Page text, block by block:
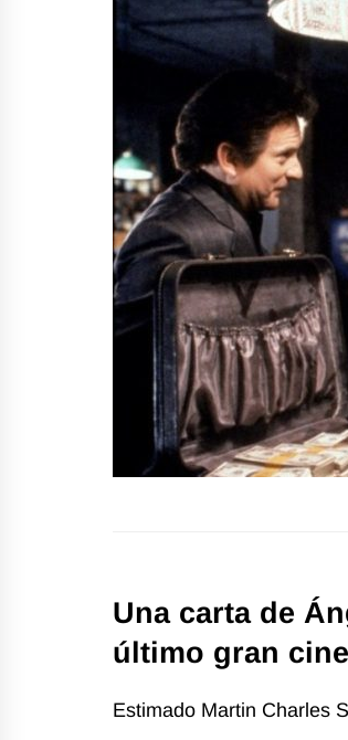
Una carta de
último gran
Estimado Martin Charles